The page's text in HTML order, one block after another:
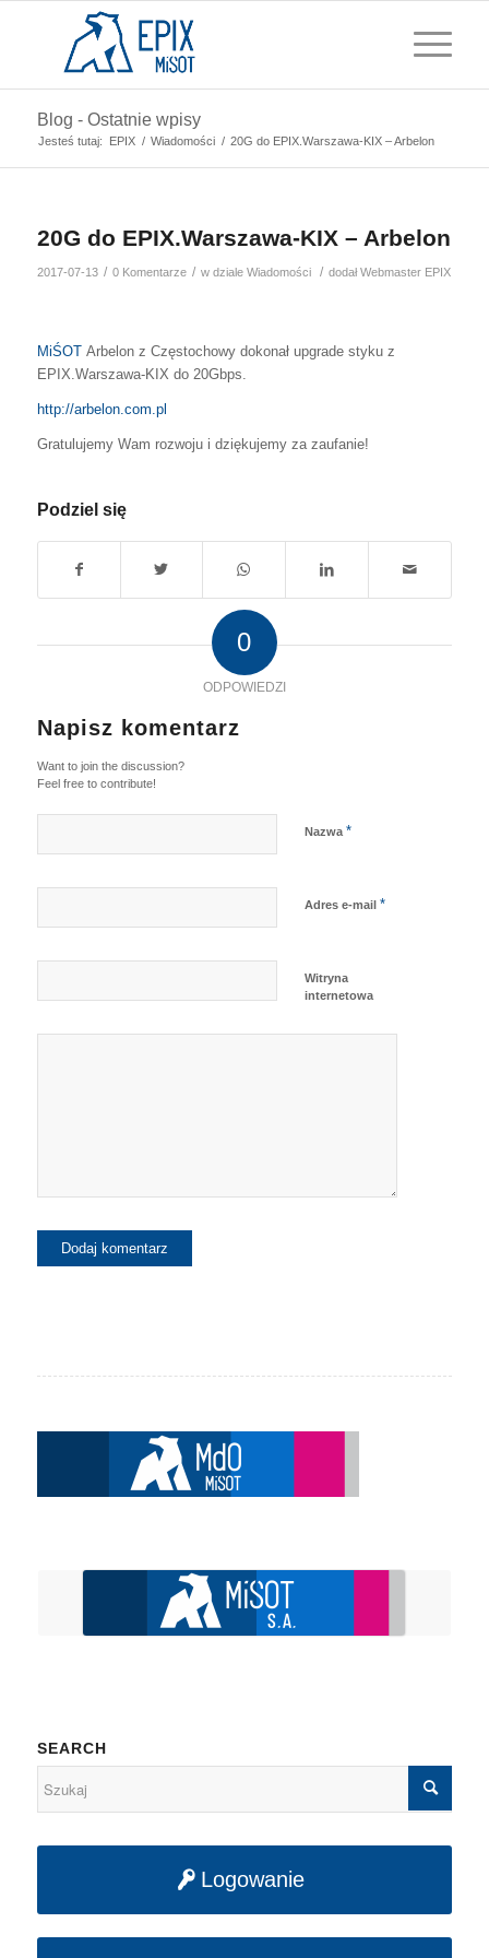
Blog - Ostatnie wpisy
Jesteś tutaj: EPIX / Wiadomości / 20G do EPIX.Warszawa-KIX – Arbelon
20G do EPIX.Warszawa-KIX – Arbelon
2017-07-13 / 0 Komentarze / w dziale Wiadomości / dodałWebmaster EPIX
MiŚOTArbelon z Częstochowy dokonał upgrade styku z
EPIX.Warszawa-KIX do 20Gbps.
http://arbelon.com.pl
Gratulujemy Wam rozwoju i dziękujemy za zaufanie!
Podziel się
0
ODPOWIEDZI
Napisz komentarz
Want to join the discussion?
Feel free to contribute!
Nazwa *
Adres e-mail *
Witryna
internetowa
SEARCH
Logowanie